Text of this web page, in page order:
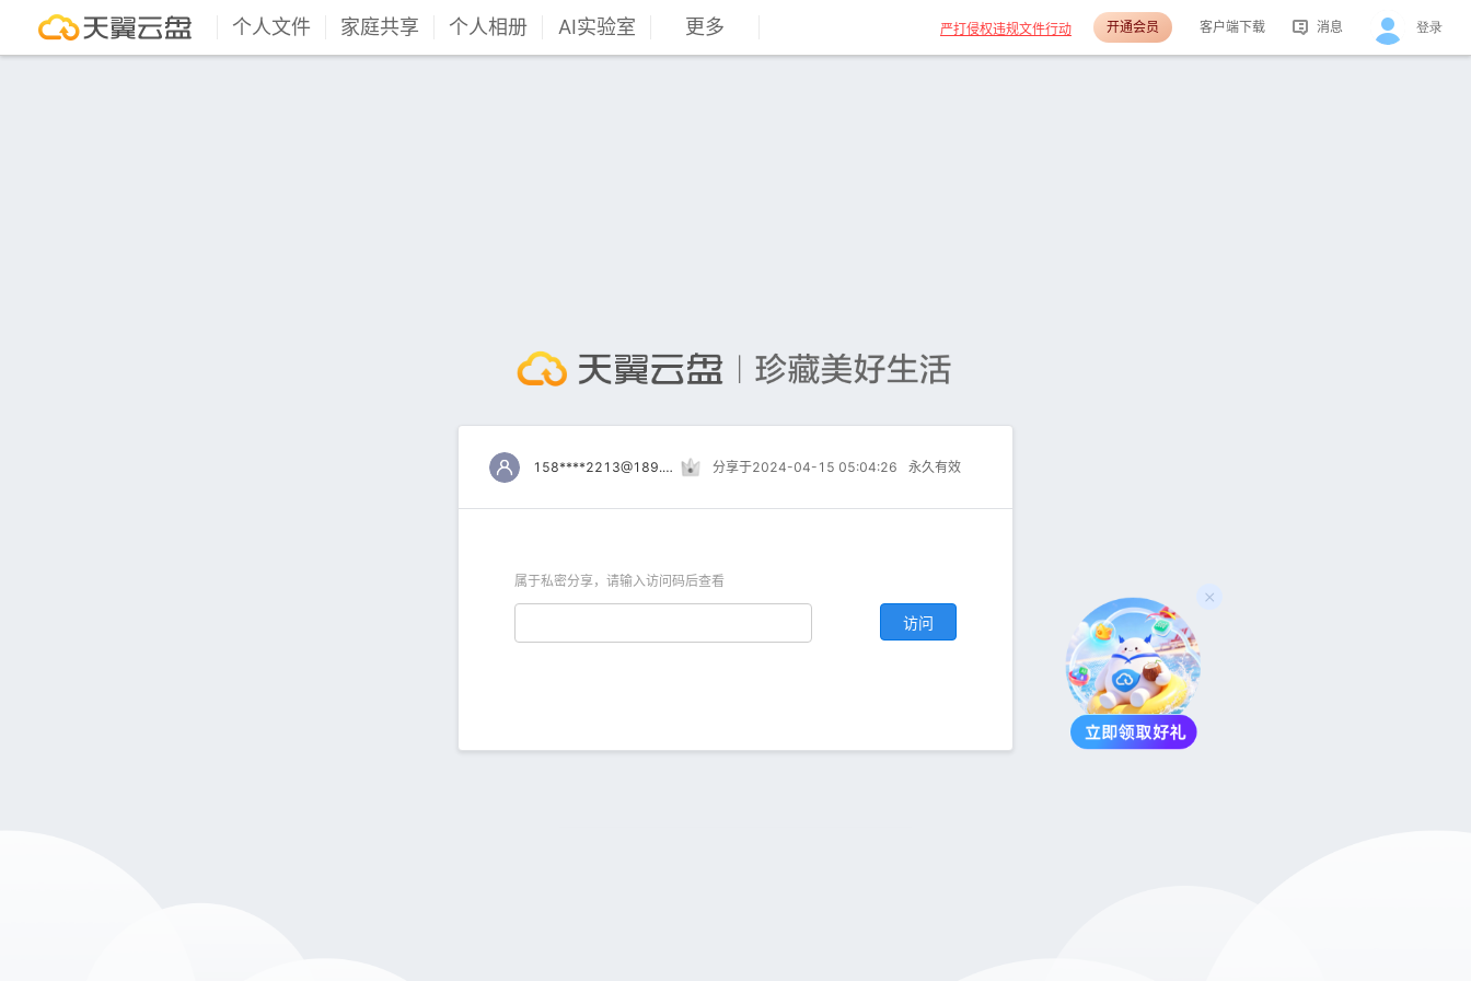
个人文件 家庭共享 个人相册 AI实验室 更多 严打侵权违规文件行动 开通会员 客户端下载 消息 登录
158****2213@189.cn 分享于2024-04-15 05:04:26 永久有效
属于私密分享，请输入访问码后查看
访问